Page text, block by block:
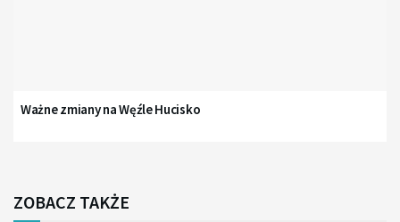
Ważne zmiany na Węźle Hucisko
ZOBACZ TAKŻE